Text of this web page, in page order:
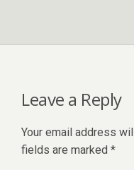
Leave a Reply
Your email address
fields are marked *